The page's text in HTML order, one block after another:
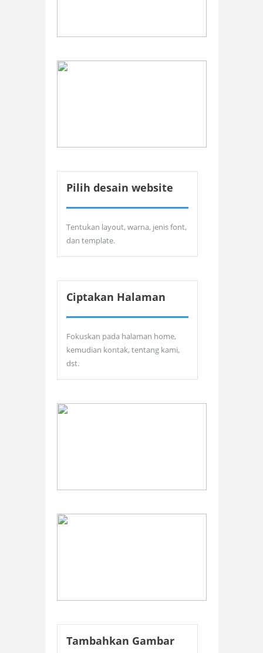
Pilih desain website
Tentukan layout, warna, jenis font,
dan template.
Ciptakan Halaman
Fokuskan pada halaman home,
kemudian kontak, tentang kami,
dst.
Tambahkan Gambar